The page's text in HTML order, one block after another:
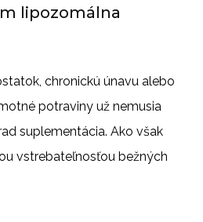
lipozomálna
chronickú únavu alebo
potraviny už nemusia
suplementácia. Ako však
vstrebateľnosťou bežných